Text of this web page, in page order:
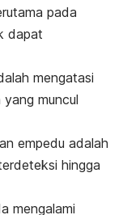
pada
dapat
mengatasi
muncul
empedu adalah
hingga
mengalami